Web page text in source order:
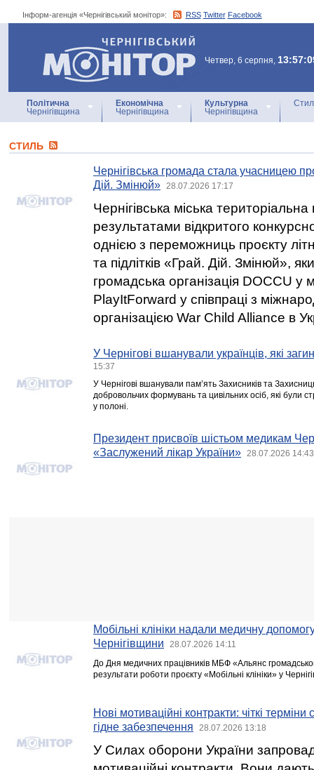
Інформ-агенція «Чернігівський монітор»: RSS Twitter Facebook
Інформ-агенція
«Чернігівський монітор»
Четвер, 6 серпня,
Політична
Чернігівщина
Економічна
Чернігівщина
Культурна
Чернігівщина
СТИЛЬ
Чернігівська громада стала учасницею
Дій. Змінюй»
28.07.2026 17:17
Чернігівська міська
результатами відкритого
однією з переможниць проєкту
та підлітків «Грай. Дій. Змінюй»,
громадська організація DOCCU у
PlayItForward у співпраці з
організацією War Child Alliance в
У Чернігові вшанували українців, які
15:37
У Чернігові вшанували пам’ять Захисників та
добровольчих формувань та цивільних осіб, які були
у полоні.
Президент присвоїв шістьом медикам
«Заслужений лікар України»
28.07.2026 14:43
Мобільні клініки надали медичну
Чернігівщини
28.07.2026 14:11
До Дня медичних працівників МБФ «Альянс
результати роботи проєкту «Мобільні клініки» у
Нові мотиваційні контракти: чіткі
гідне забезпечення
28.07.2026 13:18
У Силах оборони України